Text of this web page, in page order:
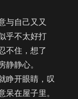
自己又又
乎不太好打
不住，想了
静心。
开眼睛，叹
在屋子里。